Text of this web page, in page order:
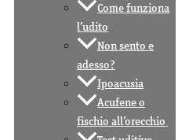
Come funziona
l’udito
Non sento e
adesso?
Ipoacusia
Acufene o
fischio all’orecchio